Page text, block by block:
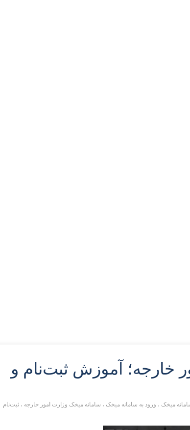
خارجه؛ آموزش ثبت‌نام و
میخک ، ورود به سامانه میخک ، سامانه میخک وزارت امور خارجه ، ثبت‌نام